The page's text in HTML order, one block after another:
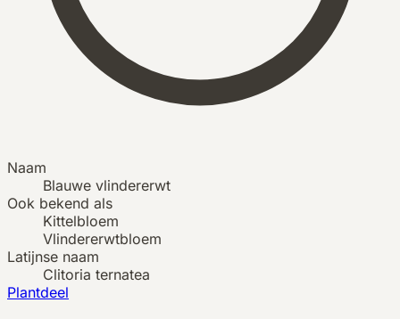
Naam
Blauwe vlindererwt
Ook bekend als
Kittelbloem
Vlindererwtbloem
Latijnse naam
Clitoria ternatea
Plantdeel